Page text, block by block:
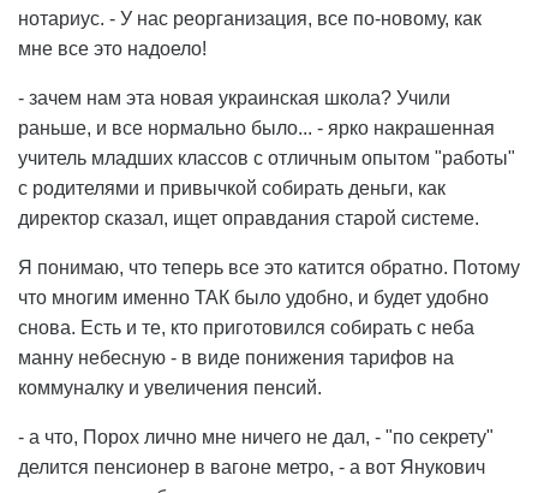
нотариус. - У нас реорганизация, все по-новому, как
мне все это надоело!
- зачем нам эта новая украинская школа? Учили
раньше, и все нормально было... - ярко накрашенная
учитель младших классов с отличным опытом "работы"
с родителями и привычкой собирать деньги, как
директор сказал, ищет оправдания старой системе.
Я понимаю, что теперь все это катится обратно. Потому
что многим именно ТАК было удобно, и будет удобно
снова. Есть и те, кто приготовился собирать с неба
манну небесную - в виде понижения тарифов на
коммуналку и увеличения пенсий.
- а что, Порох лично мне ничего не дал, - "по секрету"
делится пенсионер в вагоне метро, - а вот Янукович